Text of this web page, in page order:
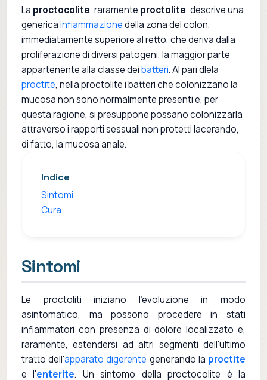
La proctocolite, raramente proctolite, descrive una
genericainfiammazionedella zona del colon,
immediatamente superiore al retto, che deriva dalla
proliferazione di diversi patogeni, la maggior parte
appartenente alla classe deibatteri. Al pari dlela
proctite, nella proctolite i batteri che colonizzano la
mucosa non sono normalmente presenti e, per
questa ragione, si presuppone possano colonizzarla
attraverso i rapporti sessuali non protetti lacerando,
di fatto, la mucosa anale.
Indice
Sintomi
Cura
Sintomi
Le proctoliti iniziano l'evoluzione in modo
asintomatico, ma possono procedere in stati
infiammatori con presenza di dolore localizzato e,
raramente, estendersi ad altri segmenti dell'ultimo
tratto dell'apparato digerente generando la proctite
e l'enterite. Un sintomo della proctocolite è la